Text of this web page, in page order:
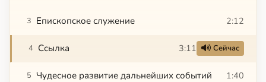
3 Епископское служение 2:12
4 Ссылка 3:11 Сейчас
5 Чудесное развитие дальнейших событий 1:40